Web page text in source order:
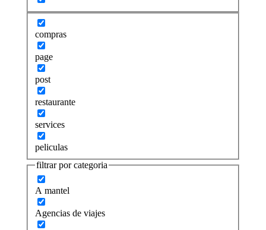
compras
page
post
restaurante
services
peliculas
filtrar por categoria
A mantel
Agencias de viajes